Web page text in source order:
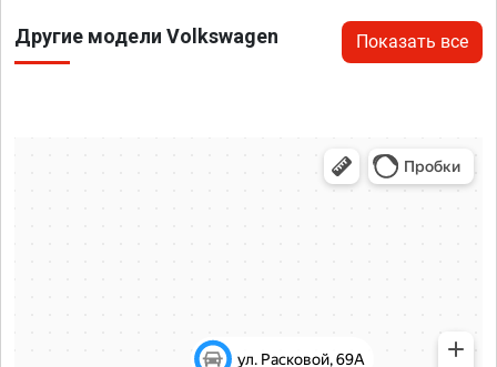
Другие модели Volkswagen Показать все